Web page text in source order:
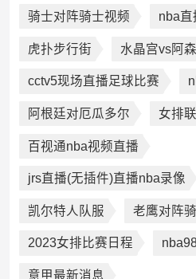
骑士对阵骑士视频 nba直
虎扑步行街 水晶宫vs阿
cctv5现场直播足球比赛
阿根廷对厄瓜多尔 女排
百视通nba视频直播
jrs直播(无插件)直播nba录像
凯尔特人队服 老鹰对阵
2023女排比赛日程
意甲最新消息